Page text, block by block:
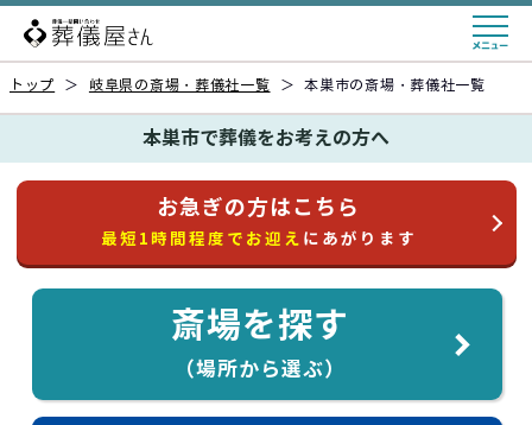
トップ ＞ 岐阜県の斎場・葬儀社一覧 ＞ 本巣市の斎場・葬儀社一覧
本巣市で葬儀をお考えの方へ
お急ぎの方はこちら
最短1時間程度でお迎え にあがります
斎場を探す
（場所から選ぶ）